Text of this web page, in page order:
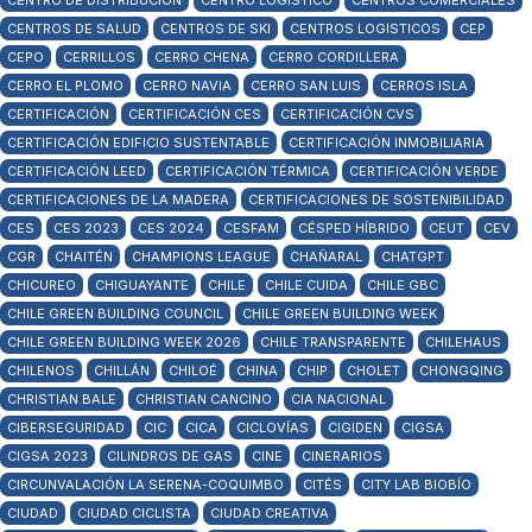
CENTROS DE SALUD
CENTROS DE SKI CENTROS LOGISTICOS
CEP
CEPO
CERRILLOS CERRO CHENA
CERRO CORDILLERA
CERRO EL PLOMO
CERRO NAVIA CERRO SAN LUIS
CERROS ISLA
CERTIFICACIÓN
CERTIFICACIÓN CES
CERTIFICACIÓN CVS
CERTIFICACIÓN EDIFICIO SUSTENTABLE
CERTIFICACIÓN INMOBILIARIA
CERTIFICACIÓN LEED
CERTIFICACIÓN TÉRMICA
CERTIFICACIÓN VERDE
CERTIFICACIONES DE LA MADERA
CERTIFICACIONES DE SOSTENIBILIDAD
CES
CES 2023 CES 2024 CESFAM CÉSPED HÍBRIDO CEUT
CEV
CGR
CHAITÉN CHAMPIONS LEAGUE CHAÑARAL
CHATGPT
CHICUREO
CHIGUAYANTE CHILE CHILE CUIDA
CHILE GBC
CHILE GREEN BUILDING COUNCIL
CHILE GREEN BUILDING WEEK
CHILE GREEN BUILDING WEEK 2026
CHILE TRANSPARENTE
CHILEHAUS
CHILENOS
CHILLÁN CHILOÉ CHINA CHIP CHOLET
CHONGQING
CHRISTIAN BALE
CHRISTIAN CANCINO
CIA NACIONAL
CIBERSEGURIDAD
CIC CICA CICLOVÍAS CIGIDEN
CIGSA
CIGSA 2023
CILINDROS DE GAS CINE
CINERARIOS
CIRCUNVALACIÓN LA SERENA-COQUIMBO
CITÉS
CITY LAB BIOBÍO
CIUDAD
CIUDAD CICLISTA
CIUDAD CREATIVA